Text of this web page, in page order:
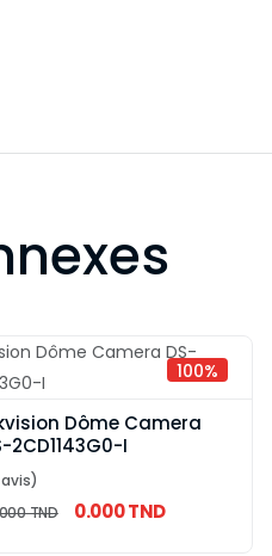
100%
Dôme Camera
2CD1143G0-I
avis)
TND
0.000 TND